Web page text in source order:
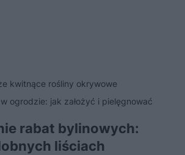
kwitnące rośliny okrywowe
ogrodzie: jak założyć i pielęgnować
rabat bylinowych:
liściach